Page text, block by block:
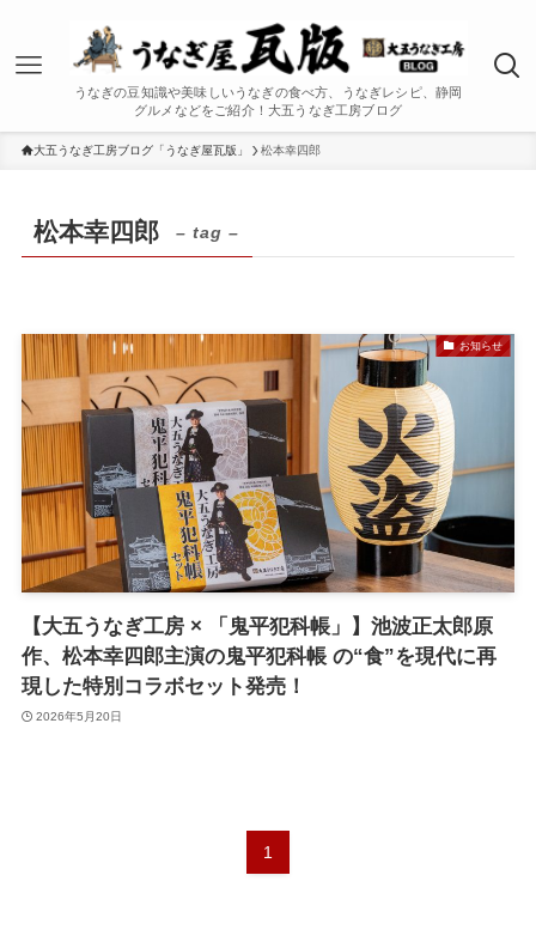
うなぎの豆知識や美味しいうなぎの食べ方、うなぎレシピ、静岡
グルメなどをご紹介！大五うなぎ工房ブログ
大五うなぎ工房ブログ「うなぎ屋瓦版」 松本幸四郎
松本幸四郎 – tag –
お知らせ
【大五うなぎ工房 × 「鬼平犯科帳」】池波正太郎原
作、松本幸四郎主演の鬼平犯科帳 の“食”を現代に再
現した特別コラボセット発売！
2026年5月20日
1